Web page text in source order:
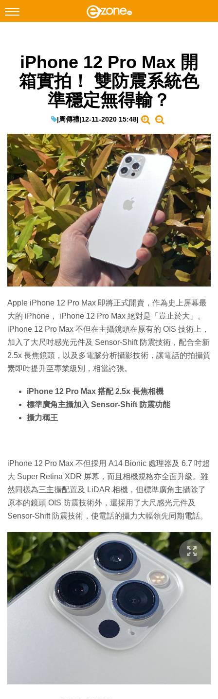
Facebook Instagram
科技焦點
教學評測
EduTech
IT Times
生成式AI與雲端應用
Enterprise Digital Transformation
特集
iPhone 12 Pro Max 開
箱實拍！ 雙防震系統色
準穩定無得輸？
|周傳禮|12-11-2020 15:48|
Apple iPhone 12 Pro Max 即將正式開賣，作為史上屏幕最
大的 iPhone， iPhone 12 Pro Max 絕對是「豈止於大」。
iPhone 12 Pro Max 不但在主攝鏡頭在原有的 OIS 技術上，
加入了大尺吋感光元件及 Sensor-Shift 防震技術，配合全新
2.5x 長焦鏡頭，以及多電腦分析攝影技術，讓電話的拍攝質
素即時提升至專業級別，相當誇張。
iPhone 12 Pro Max 搭配 2.5x 長焦相機
標準廣角主攝加入 Sensor-Shift 防震功能
攝力稱王
iPhone 12 Pro Max 不但採用 A14 Bionic 處理器及 6.7 吋超
大 Super Retina XDR 屏幕，而且相機規格亦全面升級。雖
然同樣為三主攝配置及 LiDAR 相機，但標準廣角主攝除了
原本的鏡頭 OIS 防震技術外，還採用了大尺感光元件及
Sensor-Shift 防震技術，使電話的攝力大幅領先同期電話。